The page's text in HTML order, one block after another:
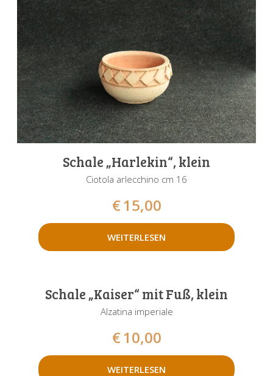
Schale „Harlekin“, klein
Ciotola arlecchino cm 16
€15,00
WEITERLESEN
Schale „Kaiser“ mit Fuß, klein
Alzatina imperiale
€10,00
WEITERLESEN